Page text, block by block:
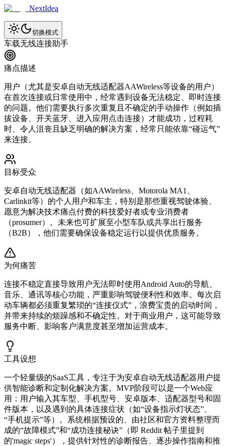
NextIdea
切换模式
车载无线连接助手
痛点描述
用户（尤其是安卓自动无线适配器AAWireless等设备的用户）
在首次连接或日常使用中，经常遇到设备无法稳定、即时连接
的问题。他们需要执行多次重复且不确定的手动操作（例如插
拔设备、开关蓝牙、进入应用点击连接）才能成功，过程耗
时、令人沮丧且缺乏明确的解决方案，经常只能依靠“碰运气”
来连接。
目标受众
安卓自动无线适配器（如AAWireless、Motorola MA1、
Carlinkit等）的个人用户和车主，特别是那些重视驾驶体验、
愿意为解决技术痛点付费的科技爱好者或专业消费者
（prosumer）。未来也可扩展至小型车队或共享出行服务
（B2B），他们需要确保设备稳定运行以提供优质服务。
为何痛苦
连接不稳定直接导致用户无法即时使用Android Auto的导航、
音乐、通讯等核心功能，严重影响驾驶便利性和效率。每次启
动车辆都必须重复繁琐的“连接仪式”，浪费宝贵的启动时间，
并带来持续的烦躁感和不确定性。对于商业用户，这可能导致
服务中断、影响客户满意度甚至增加运营成本。
工具设想
一个轻量级的SaaS工具，专注于为安卓自动无线适配器用户提
供智能诊断和定制化解决方案。MVP阶段可以是一个Web应
用：用户输入其车型、手机型号、安卓版本、适配器型号和固
件版本，以及遇到的具体连接症状（如“设备指示灯状态”、
“手机提示”等）。系统根据预设的、由社区和官方资料整理而
成的“故障模式”和“成功连接秘诀”（即 Reddit 帖子里提到
的'magic steps'），提供针对性的诊断报告、逐步操作指南和推